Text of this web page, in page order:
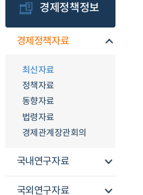
경제정책정보
경제정책자료
최신자료
정책자료
동향자료
법령자료
경제관계장관회의
국내연구자료
국외연구자료